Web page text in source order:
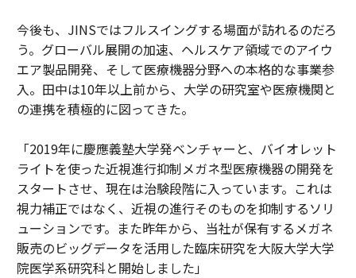
今後も、JINSではフルスイングする場面が訪れるのだろ
う。グローバル展開の加速、ヘルスケア領域でのアイウ
エア製品開発、そして医療機器分野への本格的な事業参
入。田中は10年以上前から、大学の研究室や医療機関と
の連携を積極的に図ってきた。
「2019年に慶應義塾大学発ベンチャーと、バイオレット
ライトを使った近視進行抑制メガネ型医療機器の開発を
スタートさせ、現在は治験段階に入っています。これは
視力補正ではなく、近視の進行そのものを抑制するソリ
ューションです。また昨年から、当社が保有するメガネ
販売のビッグデータを活用した臨床研究を大阪大学大学
院医学系研究科と開始しました」